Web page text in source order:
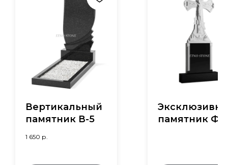
Вертикальный
памятник В-5
1 650 р.
памятник Ф-